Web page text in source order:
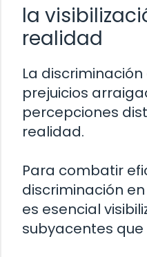
la
realidad
La
prejuicios
percepciones
realidad.
Para combatir
discriminación
es esencial
subyacentes